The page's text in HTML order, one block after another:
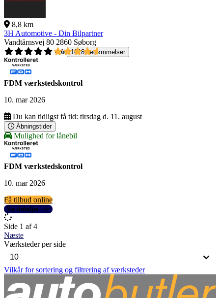
8,8 km
3H Automotive - Din Bilpartner
Vandtårnsvej 80 2860 Søborg
4,6
1618 bedømmelser
FDM værkstedskontrol
10. mar 2026
Du kan tidligst få tid: tirsdag d. 11. august
Åbningstider
Mulighed for lånebil
FDM værkstedskontrol
10. mar 2026
Få tilbud online
Se detaljer
Side 1 af 4
Næste
Værksteder per side
Vilkår for sortering og filtrering af værksteder